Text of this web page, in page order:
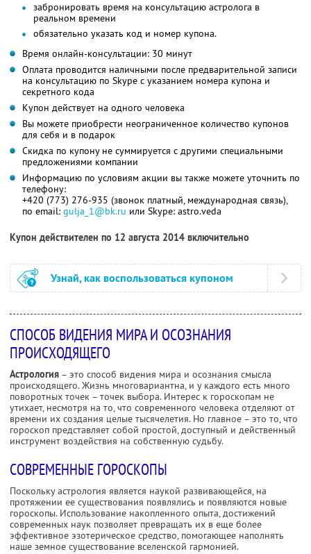
забронировать время на консультацию астролога в
реальном времени
обязательно указать код и номер купона.
Время онлайн-консультации: 30 минут
Оплата проводится наличными после предварительной записи
на консультацию по Skype с указанием номера купона и
секретного кода
Купон действует на одного человека
Вы можете приобрести неограниченное количество купонов
для себя и в подарок
Скидка по купону не суммируется с другими специальными
предложениями компании
Информацию по условиям акции вы также можете уточнить по
телефону:
+420 (773) 276-935 (звонок платный, международная связь),
по email: gulja_1@bk.ru или Skype: astro.veda
Купон действителен по 12 августа 2014 включительно
Узнай, как воспользоваться купоном
СПОСОБ ВИДЕНИЯ МИРА И ОСОЗНАНИЯ
ПРОИСХОДЯЩЕГО
Астрология – это способ видения мира и осознания смысла
происходящего. Жизнь многовариантна, и у каждого есть много
поворотных точек – точек выбора. Интерес к гороскопам не
утихает, несмотря на то, что современного человека отделяют от
времени их создания целые тысячелетия. Но главное – это то, что
гороскоп представляет собой простой, доступный и действенный
инструмент воздействия на собственную судьбу.
СОВРЕМЕННЫЕ ГОРОСКОПЫ
Поскольку астрология является наукой развивающейся, на
протяжении ее существования появлялись и появляются новые
гороскопы. Использование накопленного опыта, достижений
современных наук позволяет превращать их в еще более
эффективное эзотерическое средство, помогающее наполнять
наше земное существование вселенской гармонией.